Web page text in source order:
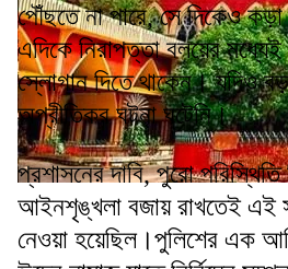
পৌঁছতে না পারে, সে দিকেও
এদিকে নিরাপত্তা বলয়ের মধ্যেই
স্লোগান দিতে থাকেন। যদিও
অপ্রীতিকর ঘটনা ঘটেনি।
প্রশাসনের দাবি, পুরো পরিস্থিতি
আইনশৃঙ্খলা বজায় রাখতেই এই
নেওয়া হয়েছিল।পুলিশের এক